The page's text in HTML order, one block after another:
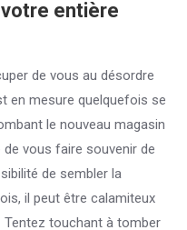
entière
de vous au désordre
en mesure quelquefois se
le nouveau magasin
vous faire souvenir de
de sembler la
il peut être calamiteux
Tentez touchant à tomber